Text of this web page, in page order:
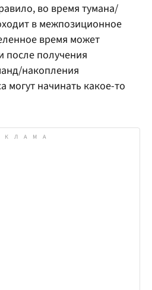
во время тумана/
в межпозиционное
время может
после получения
накопления
могут начинать какое-то